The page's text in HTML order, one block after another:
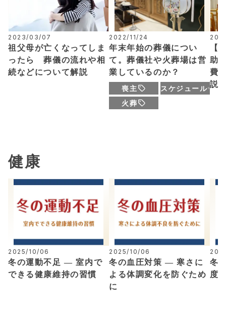
2023/03/07
祖父母が亡くなってしま
ったら 葬儀の流れや相
続などについて解説
2022/11/24
年末年始の葬儀につい
て。葬儀社や火葬場は営
業しているのか？
喪主
スケジュール
火葬
【
助
費
説
健康
2025/10/06
冬の運動不足 ― 室内で
できる健康維持の習慣
2025/10/06
冬の血圧対策 ― 寒さに
よる体調変化を防ぐため
に
冬
度